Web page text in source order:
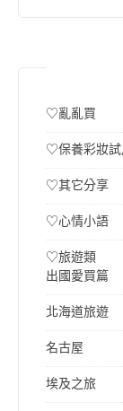
♡亂亂買
♡保養彩妝試
♡其它分享
♡心情小語
♡旅遊類
出國愛買篇
北海道旅遊
名古屋
埃及之旅